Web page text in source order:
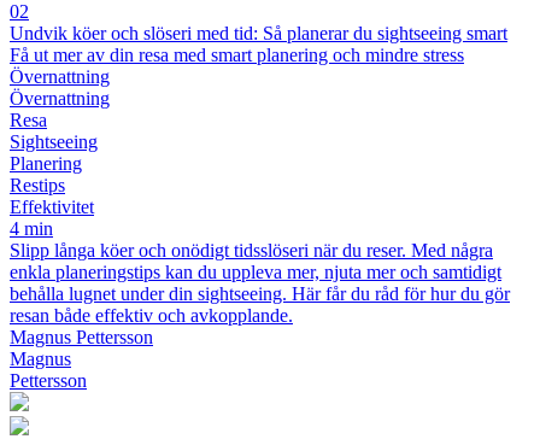
02
Undvik köer och slöseri med tid: Så planerar du sightseeing smart
Få ut mer av din resa med smart planering och mindre stress
Övernattning
Övernattning
Resa
Sightseeing
Planering
Restips
Effektivitet
4 min
Slipp långa köer och onödigt tidsslöseri när du reser. Med några
enkla planeringstips kan du uppleva mer, njuta mer och samtidigt
behålla lugnet under din sightseeing. Här får du råd för hur du gör
resan både effektiv och avkopplande.
Magnus Pettersson
Magnus
Pettersson